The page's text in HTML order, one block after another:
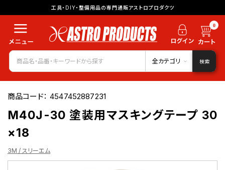
工具・DIY・整備用品の専門通販アストロプロダクツ
0
全カテゴリ 検索
商品コード：4547452887231
M40J-30 塗装用マスキングテープ 30
×18
3M / スリーエム